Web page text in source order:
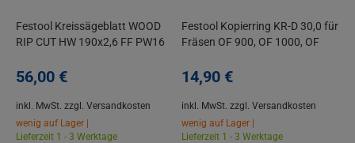
Festool Kreissägeblatt WOOD
RIP CUT HW 190x2,6 FF PW16
56,00 €
inkl. MwSt. zzgl. Versandkosten
wenig auf Lager |
Lieferzeit 1 - 3 Werktage
Festool Kopierring KR-D 30,0 für
Fräsen OF 900, OF 1000, OF
14,90 €
inkl. MwSt. zzgl. Versandkosten
wenig auf Lager |
Lieferzeit 1 - 3 Werktage